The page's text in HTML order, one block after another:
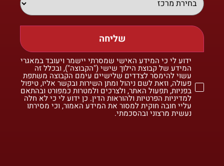
שליחה
ידוע לי כי המידע האישי שמסרתי יישמר ויעובד במאגרי
המידע של קבוצת הילוך שישי ("הקבוצה"), ובכלל זה
עשוי להימסר לצדדים שלישיים עימם הקבוצה משתפת
פעולה, וזאת לשם ניהול ומתן השירות ובקשר אליו, טיפול
בפניות, תפעול האתר, ולצרכים ולמטרות כמפורט ובהתאם
למדיניות הפרטיות ולהוראות הדין. כן ידוע לי כי לא חלה
עליי חובה חוקית למסור את המידע האמור, וכי מסירתו
נעשית מרצוני ובהסכמתי.